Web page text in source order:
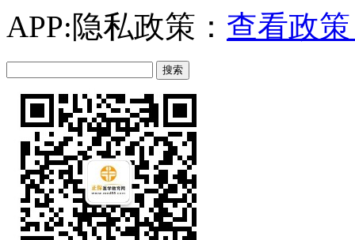
APP:隐私政策： 查看政